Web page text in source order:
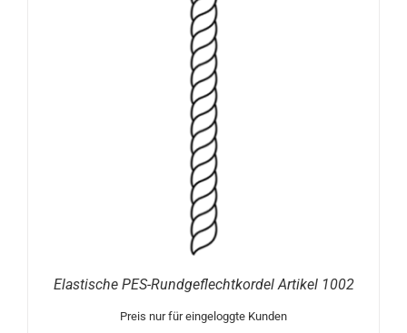
Elastische PES-Rundgeflechtkordel Artikel 1002
Preis nur für eingeloggte Kunden